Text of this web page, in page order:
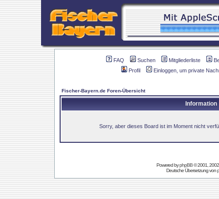
FAQ Suchen Mitgliederliste
Profil
Einloggen, um private
Fischer-Bayern.de Foren-Übersicht
Information
Sorry, aber dieses Board ist im Moment nicht
Powered byphpBB© 2001,
Deutsche Übersetzung von